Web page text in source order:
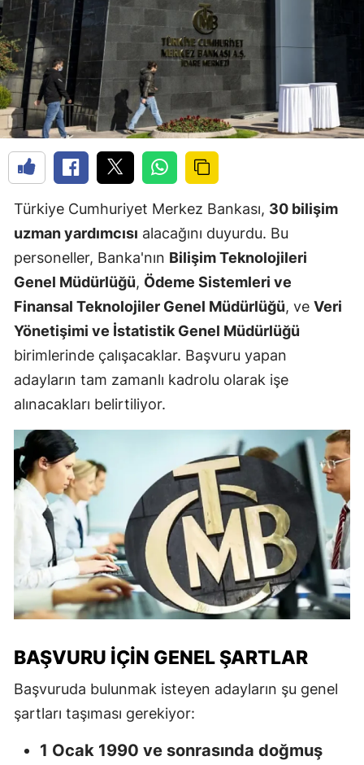
Türkiye Cumhuriyet Merkez Bankası, 30 bilişim
uzman yardımcısı alacağını duyurdu. Bu
personeller, Banka'nın Bilişim Teknolojileri
Genel Müdürlüğü, Ödeme Sistemleri ve
Finansal Teknolojiler Genel Müdürlüğü, ve Veri
Yönetişimi ve İstatistik Genel Müdürlüğü
birimlerinde çalışacaklar. Başvuru yapan
adayların tam zamanlı kadrolu olarak işe
alınacakları belirtiliyor.
BAŞVURU İÇIN GENEL ŞARTLAR
Başvuruda bulunmak isteyen adayların şu genel
şartları taşıması gerekiyor:
1 Ocak 1990 ve sonrasında doğmuş